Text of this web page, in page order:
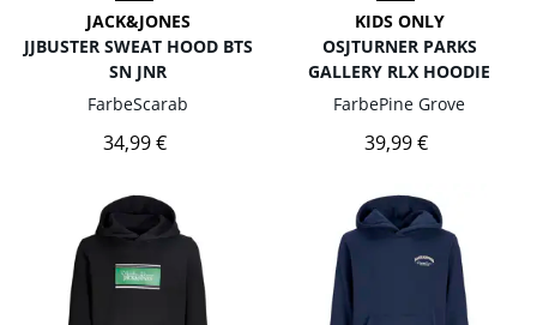
JACK&JONES
JJBUSTER SWEAT HOOD BTS
SN JNR
FarbeScarab
34,99 €
KIDS ONLY
OSJTURNER PARKS
GALLERY RLX HOODIE
FarbePine Grove
39,99 €